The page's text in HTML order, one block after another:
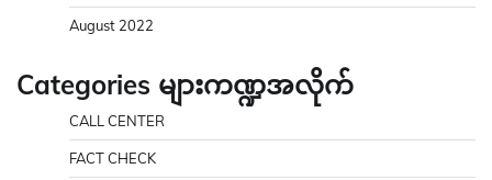
August 2022
Categories များကဏ္ဍအလိုက်
CALL CENTER
FACT CHECK